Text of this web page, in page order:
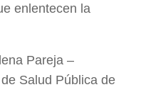
enlentecen la
Pareja –
Salud Pública de